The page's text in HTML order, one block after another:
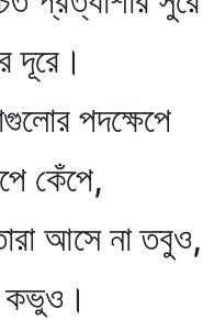
পদক্ষেপে
আসে না তবুও,